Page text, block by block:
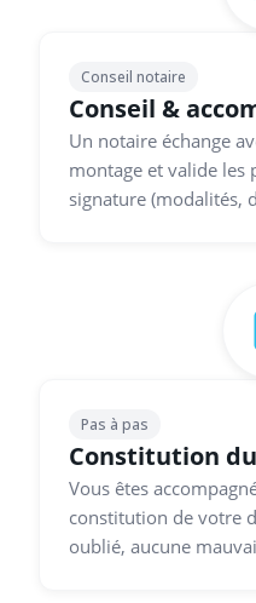
Conseil notaire
Conseil &
Un notaire échange
montage et valide les
signature (modalités,
Pas à pas
Constitution
Vous êtes
constitution de votre
oublié, aucune